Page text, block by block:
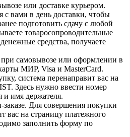
или доставке курьером.
с вами в день доставки, чтобы
подготовить сдачу с любой
товаросопроводительные
средства, получаете
самовывозе или оформлении в
МИР, Visa и MasterCard.
система перенаправит вас на
Здесь нужно ввести номер
и имя держателя.
Для совершения покупки
вас на страницу платежного
заполнить форму по